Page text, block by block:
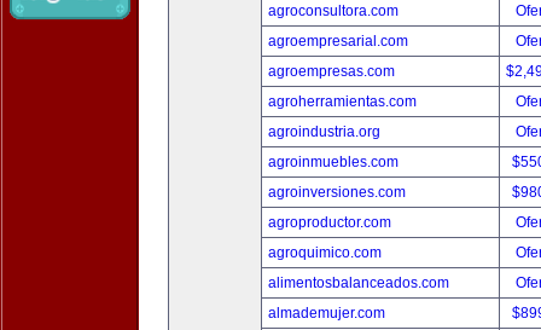
agroconsultora.com
agroempresarial.com
agroempresas.com
agroherramientas.com
agroindustria.org
agroinmuebles.com
agroinversiones.com
agroproductor.com
agroquimico.com
alimentosbalanceados.com
almademujer.com